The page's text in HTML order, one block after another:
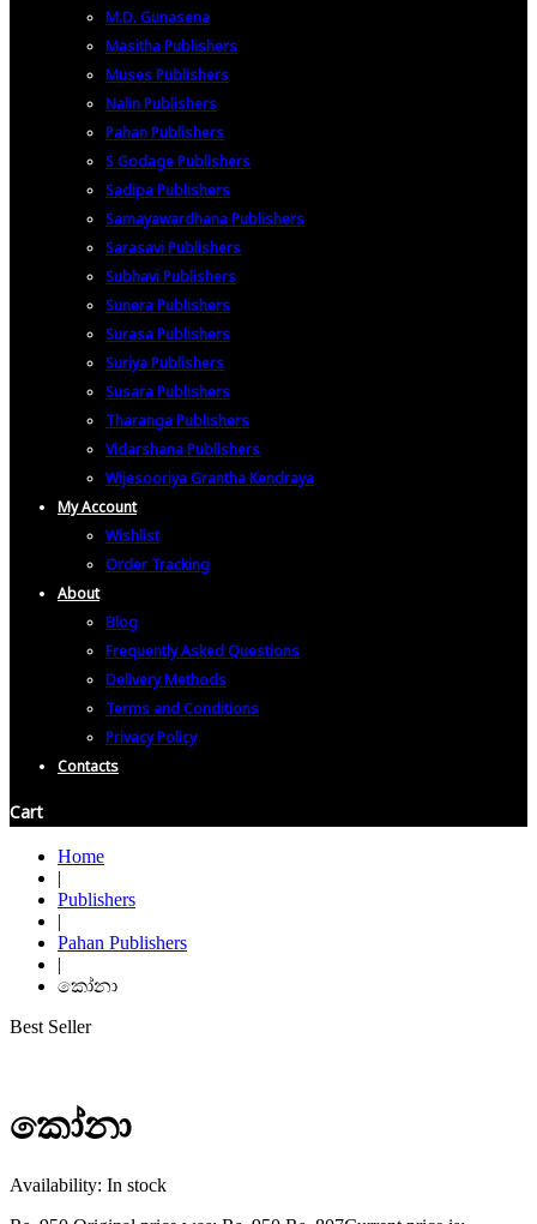
M.D. Gunasena
Masitha Publishers
Muses Publishers
Nalin Publishers
Pahan Publishers
S Godage Publishers
Sadipa Publishers
Samayawardhana Publishers
Sarasavi Publishers
Subhavi Publishers
Sunera Publishers
Surasa Publishers
Suriya Publishers
Susara Publishers
Tharanga Publishers
Vidarshana Publishers
Wijesooriya Grantha Kendraya
My Account
Wishlist
Order Tracking
About
Blog
Frequently Asked Questions
Delivery Methods
Terms and Conditions
Privacy Policy
Contacts
Cart
Home
|
Publishers
|
Pahan Publishers
|
කෝනා
Best Seller
කෝනා
Availability: In stock